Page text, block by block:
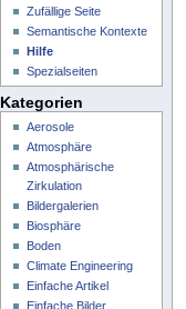
Zufällige Seite
Semantische Kontexte
Hilfe
Spezialseiten
Kategorien
Aerosole
Atmosphäre
Atmosphärische
Zirkulation
Bildergalerien
Biosphäre
Boden
Climate Engineering
Einfache Artikel
Einfache Bilder